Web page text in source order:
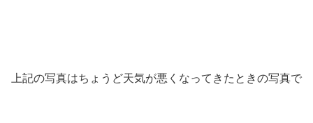
上記の写真はちょうど天気が悪くなってきたときの写真で